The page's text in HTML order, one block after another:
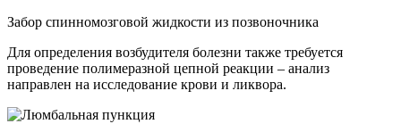
Забор спинномозговой жидкости из позвоночника
Для определения возбудителя болезни также требуется
проведение полимеразной цепной реакции – анализ
направлен на исследование крови и ликвора.